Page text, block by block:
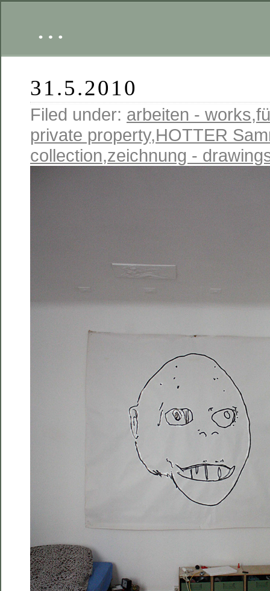
…
31.5.2010
Filed under: arbeiten - works,
private property,HOTTER
collection,zeichnung -